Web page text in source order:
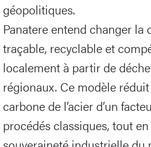
géopolitiques.
Panatere entend changer la
traçable, recyclable et
localement à partir de
régionaux. Ce modèle
carbone de l’acier d’un
procédés classiques, tout